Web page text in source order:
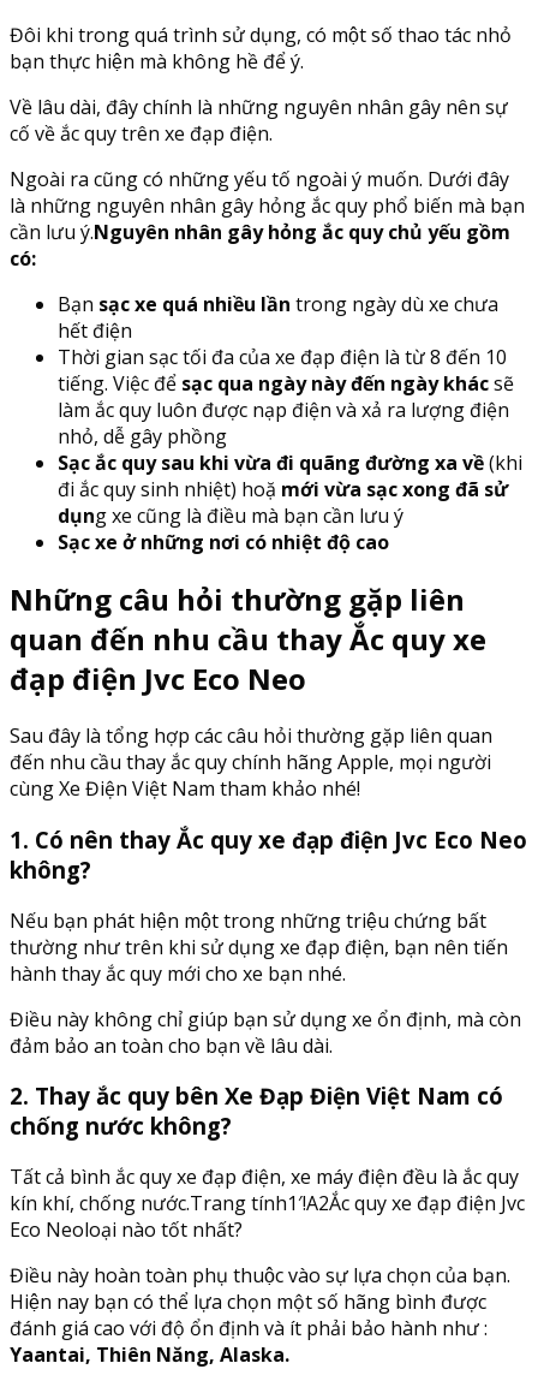
Đôi khi trong quá trình sử dụng, có một số thao tác nhỏ
bạn thực hiện mà không hề để ý.
Về lâu dài, đây chính là những nguyên nhân gây nên sự
cố về ắc quy trên xe đạp điện.
Ngoài ra cũng có những yếu tố ngoài ý muốn. Dưới đây
là những nguyên nhân gây hỏng ắc quy phổ biến mà bạn
cần lưu ý.Nguyên nhân gây hỏng ắc quy chủ yếu gồm
có:
Bạn sạc xe quá nhiều lần trong ngày dù xe chưa
hết điện
Thời gian sạc tối đa của xe đạp điện là từ 8 đến 10
tiếng. Việc để sạc qua ngày này đến ngày khácsẽ
làm ắc quy luôn được nạp điện và xả ra lượng điện
nhỏ, dễ gây phồng
Sạc ắc quy sau khi vừa đi quãng đường xa về(khi
đi ắc quy sinh nhiệt) hoặ mới vừa sạc xong đã sử
dụng xe cũng là điều mà bạn cần lưu ý
Sạc xe ở những nơi có nhiệt độ cao
Những câu hỏi thường gặp liên
quan đến nhu cầu thay Ắc quy xe
đạp điện Jvc Eco Neo
Sau đây là tổng hợp các câu hỏi thường gặp liên quan
đến nhu cầu thay ắc quy chính hãng Apple, mọi người
cùng Xe Điện Việt Nam tham khảo nhé!
1. Có nên thay Ắc quy xe đạp điện Jvc Eco Neo
không?
Nếu bạn phát hiện một trong những triệu chứng bất
thường như trên khi sử dụng xe đạp điện, bạn nên tiến
hành thay ắc quy mới cho xe bạn nhé.
Điều này không chỉ giúp bạn sử dụng xe ổn định, mà còn
đảm bảo an toàn cho bạn về lâu dài.
2. Thay ắc quy bên Xe Đạp Điện Việt Nam có
chống nước không?
Tất cả bình ắc quy xe đạp điện, xe máy điện đều là ắc quy
kín khí, chống nước.Trang tính1′!A2Ắc quy xe đạp điện Jvc
Eco Neoloại nào tốt nhất?
Điều này hoàn toàn phụ thuộc vào sự lựa chọn của bạn.
Hiện nay bạn có thể lựa chọn một số hãng bình được
đánh giá cao với độ ổn định và ít phải bảo hành như :
Yaantai, Thiên Năng, Alaska.